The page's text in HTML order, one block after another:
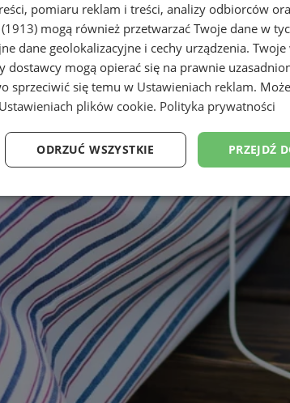
pomiaru reklam i treści, analizy odbiorców
mogą również przetwarzać Twoje dane w
dane geolokalizacyjne i cechy urządzenia.
dostawcy mogą opierać się na prawnie
sprzeciwić się temu w Ustawieniach reklam.
Ustawieniach plików cookie. Polityka prywatności
PRZEJDŹ
ODRZUĆ WSZYSTKIE
Targetowanie Funkcjonalność
Targetowanie Funkcjonalność
z podstawowych funkcji strony internetowej, takich jak
cookie nie można prawidłowo korzystać ze strony
/
Okres
przechowywania
Opis